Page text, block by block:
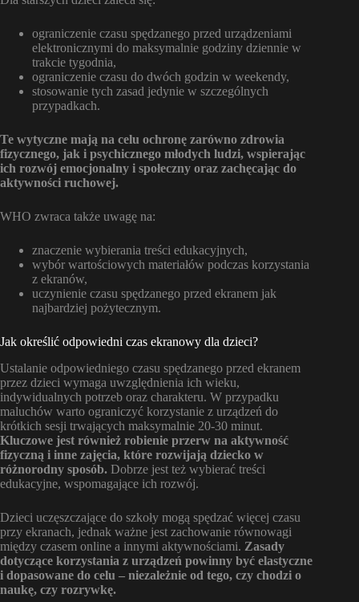
ograniczenie czasu spędzanego przed urządzeniami
elektronicznymi do maksymalnie godziny dziennie w
trakcie tygodnia,
ograniczenie czasu do dwóch godzin w weekendy,
stosowanie tych zasad jedynie w szczególnych
przypadkach.
Te wytyczne mają na celu ochronę zarówno zdrowia
fizycznego, jak i psychicznego młodych ludzi, wspierając
ich rozwój emocjonalny i społeczny oraz zachęcając do
aktywności ruchowej.
WHO zwraca także uwagę na:
znaczenie wybierania treści edukacyjnych,
wybór wartościowych materiałów podczas korzystania
z ekranów,
uczynienie czasu spędzanego przed ekranem jak
najbardziej pożytecznym.
Jak określić odpowiedni czas ekranowy dla dzieci?
Ustalanie odpowiedniego czasu spędzanego przed ekranem
przez dzieci wymaga uwzględnienia ich wieku,
indywidualnych potrzeb oraz charakteru. W przypadku
maluchów warto ograniczyć korzystanie z urządzeń do
krótkich sesji trwających maksymalnie 20-30 minut.
Kluczowe jest również robienie przerw na aktywność
fizyczną i inne zajęcia, które rozwijają dziecko w
różnorodny sposób. Dobrze jest też wybierać treści
edukacyjne, wspomagające ich rozwój.
Dzieci uczęszczające do szkoły mogą spędzać więcej czasu
przy ekranach, jednak ważne jest zachowanie równowagi
między czasem online a innymi aktywnościami. Zasady
dotyczące korzystania z urządzeń powinny być elastyczne
i dopasowane do celu – niezależnie od tego, czy chodzi o
naukę, czy rozrywkę.